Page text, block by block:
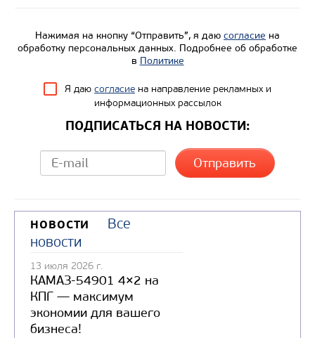
Направление разгрузки
Колесная формула
Узнать цену
Нажимая на кнопку “Отправить”, я даю согласие на
обработку персональных данных. Подробнее об обработке
в Политике
Я даю согласие на направление рекламных и
информационных рассылок
ПОДПИСАТЬСЯ НА НОВОСТИ:
НОВОСТИ
Все
новости
13 июля 2026 г.
КАМАЗ-54901 4×2 на
КПГ — максимум
экономии для вашего
бизнеса!